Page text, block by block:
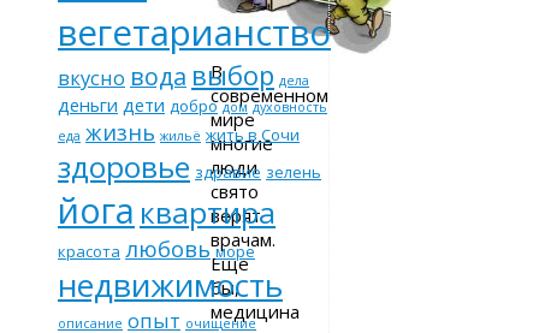
В
современном
мире
многие
люди
свято
верят
врачам.
Ещё
бы,
медицина
вегетарианство
вкусно вода выбор дела
деньги дети добро дом духовность
еда жизнь жильё жить в Сочи
здоровье здравие зелень
йога квартира
красота любовь море
недвижимость
описание опыт очищение